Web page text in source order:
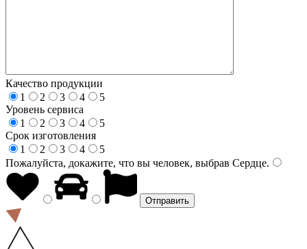
Качество продукции
1
2 3 4
5
Уровень сервиса
1
2 3 4
5
Срок изготовления
1
2 3 4
5
Пожалуйста, докажите, что вы человек, выбрав Сердце.